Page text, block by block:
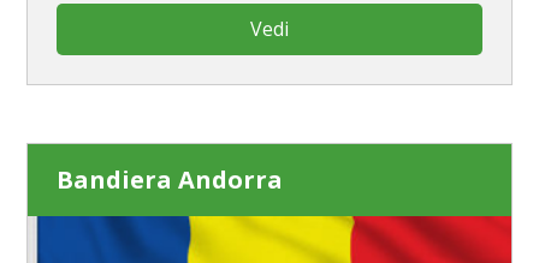
Vedi
Bandiera Andorra